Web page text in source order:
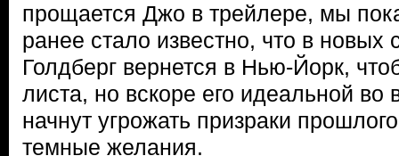
прощается Джо в трейлере, мы
ранее стало известно, что в новых
Голдберг вернется в Нью-Йорк,
листа, но вскоре его идеальной во
начнут угрожать призраки
темные желания.